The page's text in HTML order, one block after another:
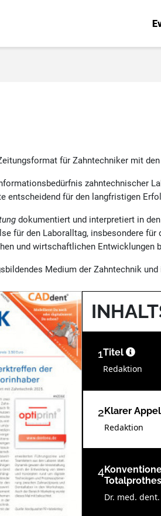
für Zahntechniker mit
zahntechnischer
für den langfristigen
dokumentiert und interpretiert in
für den Laboralltag, insbesondere
und wirtschaftlichen Entwicklungen
Medium der Zahntechnik
1Titel
Redaktion
2Klarer
Redaktion
4
Dr. med.